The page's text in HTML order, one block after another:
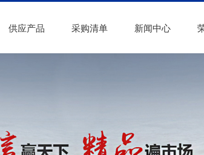
供应产品 采购清单 新闻中心